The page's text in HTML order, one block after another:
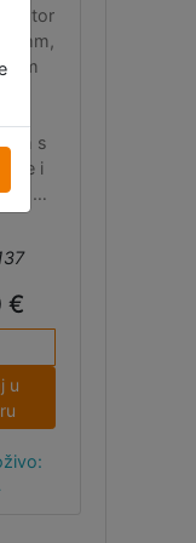
motor
mm,
s
i
za
i
€
u